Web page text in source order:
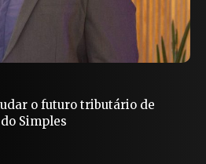
o futuro tributário de
Simples